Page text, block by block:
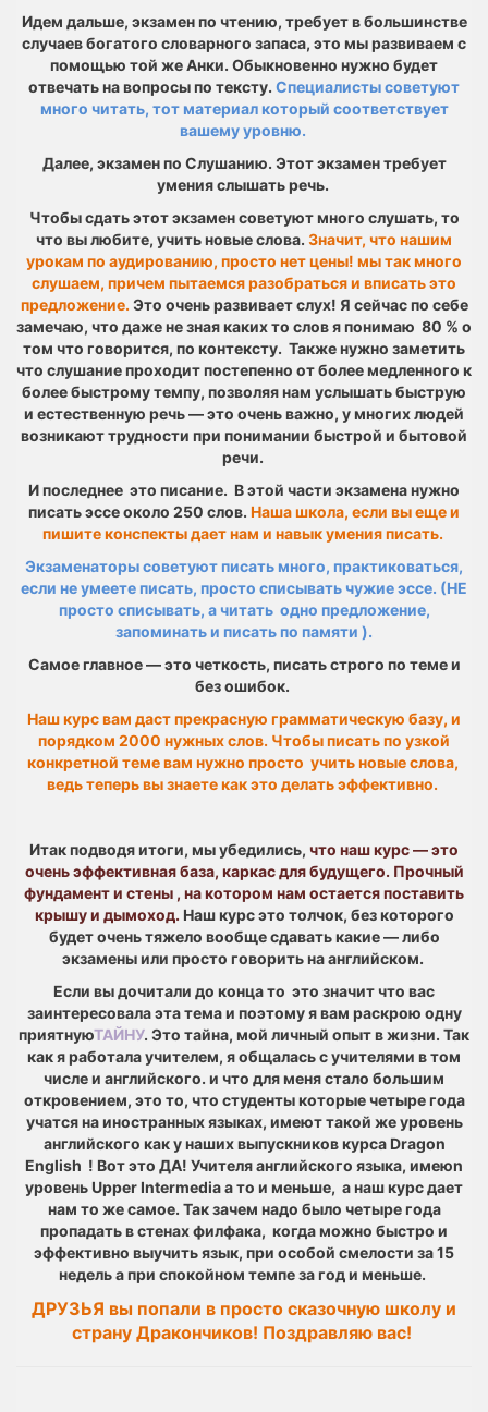
Идем дальше, экзамен по чтению, требует в большинстве
случаев богатого словарного запаса, это мы развиваем с
помощью той же Анки. Обыкновенно нужно будет
отвечать на вопросы по тексту. Специалисты советуют
много читать, тот материал который соответствует
вашему уровню.
Далее, экзамен по Слушанию. Этот экзамен требует
умения слышать речь.
Чтобы сдать этот экзамен советуют много слушать, то
что вы любите, учить новые слова. Значит, что нашим
урокам по аудированию, просто нет цены! мы так много
слушаем, причем пытаемся разобраться и вписать это
предложение. Это очень развивает слух! Я сейчас по себе
замечаю, что даже не зная каких то слов я понимаю 80 % о
том что говорится, по контексту. Также нужно заметить
что слушание проходит постепенно от более медленного к
более быстрому темпу, позволяя нам услышать быструю
и естественную речь — это очень важно, у многих людей
возникают трудности при понимании быстрой и бытовой
речи.
И последнее это писание. В этой части экзамена нужно
писать эссе около 250 слов. Наша школа, если вы еще и
пишите конспекты дает нам и навык умения писать.
Экзаменаторы советуют писать много, практиковаться,
если не умеете писать, просто списывать чужие эссе. (НЕ
просто списывать, а читать одно предложение,
запоминать и писать по памяти ).
Самое главное — это четкость, писать строго по теме и
без ошибок.
Наш курс вам даст прекрасную грамматическую базу, и
порядком 2000 нужных слов. Чтобы писать по узкой
конкретной теме вам нужно просто учить новые слова,
ведь теперь вы знаете как это делать эффективно.
Итак подводя итоги, мы убедились, что наш курс — это
очень эффективная база, каркас для будущего. Прочный
фундамент и стены , на котором нам остается поставить
крышу и дымоход. Наш курс это толчок, без которого
будет очень тяжело вообще сдавать какие — либо
экзамены или просто говорить на английском.
Если вы дочитали до конца то это значит что вас
заинтересовала эта тема и поэтому я вам раскрою одну
приятнуюТАЙНУ. Это тайна, мой личный опыт в жизни. Так
как я работала учителем, я общалась с учителями в том
числе и английского. и что для меня стало большим
откровением, это то, что студенты которые четыре года
учатся на иностранных языках, имеют такой же уровень
английского как у наших выпускников курса Dragon
English ! Вот это ДА! Учителя английского языка, имеюn
уровень Upper Intermedia а то и меньше, a наш курс дает
нам то же самое. Так зачем надо было четыре года
пропадать в стенах филфака, когда можно быстро и
эффективно выучить язык, при особой смелости за 15
недель а при спокойном темпе за год и меньше.
ДРУЗЬЯ вы попали в просто сказочную школу и
страну Дракончиков! Поздравляю вас!